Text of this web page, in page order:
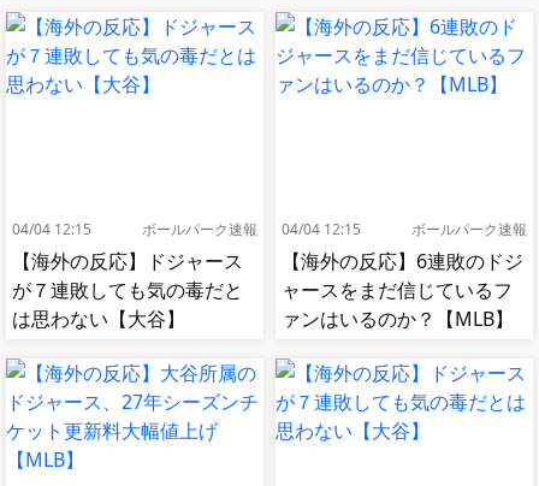
04/04 12:15 ボールパーク速報
【海外の反応】ドジャース
が７連敗しても気の毒だと
は思わない【大谷】
04/04 12:15 ボールパーク速報
【海外の反応】6連敗のドジ
ャースをまだ信じているフ
ァンはいるのか？【MLB】